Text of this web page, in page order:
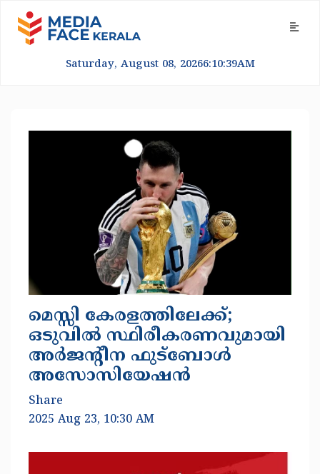
Saturday, August 08, 20266:10:40AM
മെസ്സി കേരളത്തിലേക്ക്;
ഒടുവില്‍ സ്ഥിരീകരണവുമായി
അര്‍ജന്റീന ഫുട്‌ബോള്‍
അസോസിയേഷന്‍
Share
2025 Aug 23, 10:30 AM